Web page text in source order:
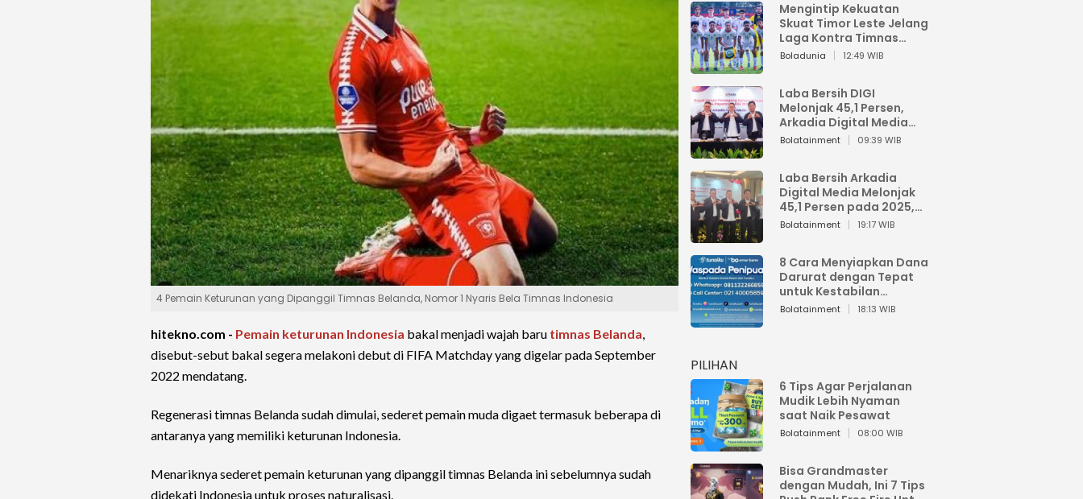
4 Pemain Keturunan yang Dipanggil Timnas Belanda, Nomor 1 Nyaris Bela Timnas Indonesia
hitekno.com - Pemain keturunan Indonesia bakal menjadi wajah baru timnas Belanda,
disebut-sebut bakal segera melakoni debut di FIFA Matchday yang digelar pada September
2022 mendatang.
Regenerasi timnas Belanda sudah dimulai, sederet pemain muda digaet termasuk beberapa di
antaranya yang memiliki keturunan Indonesia.
Menariknya sederet pemain keturunan yang dipanggil timnas Belanda ini sebelumnya sudah
didekati Indonesia untuk proses naturalisasi.
Mengintip Kekuatan
Skuat Timor Leste Jelang
Laga Kontra Timnas
Indonesia di Piala AFF
Boladunia 12:49 WIB
Laba Bersih DIGI
Melonjak 45,1 Persen,
Arkadia Digital Media
Perkuat Bisnis AI dan
Bolatainment 09:39 WIB
Laba Bersih Arkadia
Digital Media Melonjak
45,1 Persen pada 2025,
Sentuh Rp1,76 Miliar
Bolatainment 19:17 WIB
8 Cara Menyiapkan Dana
Darurat dengan Tepat
untuk Kestabilan
Keuangan
Bolatainment 18:13 WIB
PILIHAN
6 Tips Agar Perjalanan
Mudik Lebih Nyaman
saat Naik Pesawat
Bolatainment 08:00 WIB
Bisa Grandmaster
dengan Mudah, Ini 7 Tips